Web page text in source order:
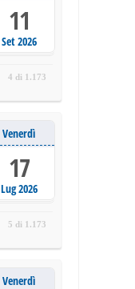
Set 2026
11
4 di 1.173
Lug 2026
Venerdì
17
5 di 1.173
Venerdì